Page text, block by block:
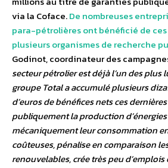
via la Coface.De nombreuses
para-pétrolières ont bénéficié de
plusieurs organismes de recherche
Godinot, coordinateur des
secteur pétrolier est déjà l’un des plus
groupe Total a accumulé plusieurs
d’euros de bénéfices nets ces
publiquement la production
mécaniquement leur consommation
coûteuses, pénalise en comparaison
renouvelables, crée très peu